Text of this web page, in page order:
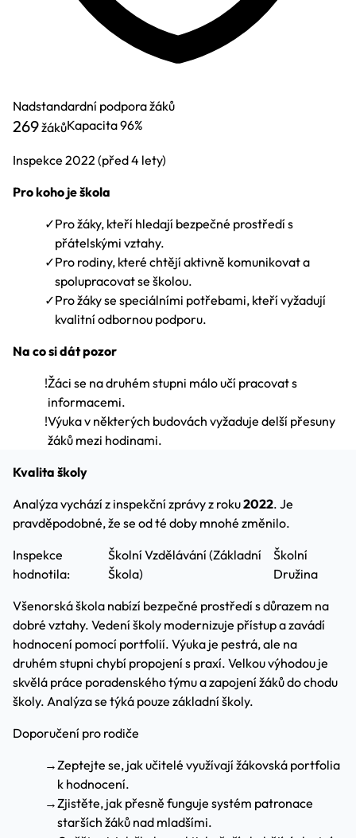
Nadstandardní podpora žáků
269žákůKapacita96%
Inspekce 2022 (před 4 lety)
Pro koho je škola
✓Pro žáky, kteří hledají bezpečné prostředí s
přátelskými vztahy.
✓Pro rodiny, které chtějí aktivně komunikovat a
spolupracovat se školou.
✓Pro žáky se speciálními potřebami, kteří vyžadují
kvalitní odbornou podporu.
Na co si dát pozor
!Žáci se na druhém stupni málo učí pracovat s
informacemi.
!Výuka v některých budovách vyžaduje delší přesuny
žáků mezi hodinami.
Kvalita školy
Analýza vychází z inspekční zprávy z roku2022. Je
pravděpodobné, že se od té doby mnohé změnilo.
Inspekce
hodnotila:
Školní Vzdělávání (Základní
Škola)
Školní
Družina
Všenorská škola nabízí bezpečné prostředí s důrazem na
dobré vztahy. Vedení školy modernizuje přístup a zavádí
hodnocení pomocí portfolií. Výuka je pestrá, ale na
druhém stupni chybí propojení s praxí. Velkou výhodou je
skvělá práce poradenského týmu a zapojení žáků do chodu
školy. Analýza se týká pouze základní školy.
Doporučení pro rodiče
→Zeptejte se, jak učitelé využívají žákovská portfolia
k hodnocení.
→Zjistěte, jak přesně funguje systém patronace
starších žáků nad mladšími.